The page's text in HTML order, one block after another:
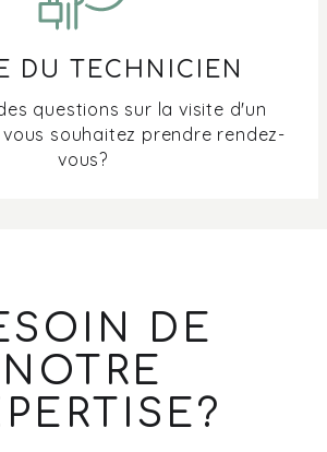
DU TECHNICIEN
questions sur la visite d'un
souhaitez prendre rendez-
vous?
DE
NOTRE